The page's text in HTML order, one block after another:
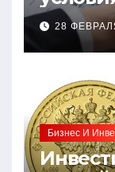
28
Бизнес И